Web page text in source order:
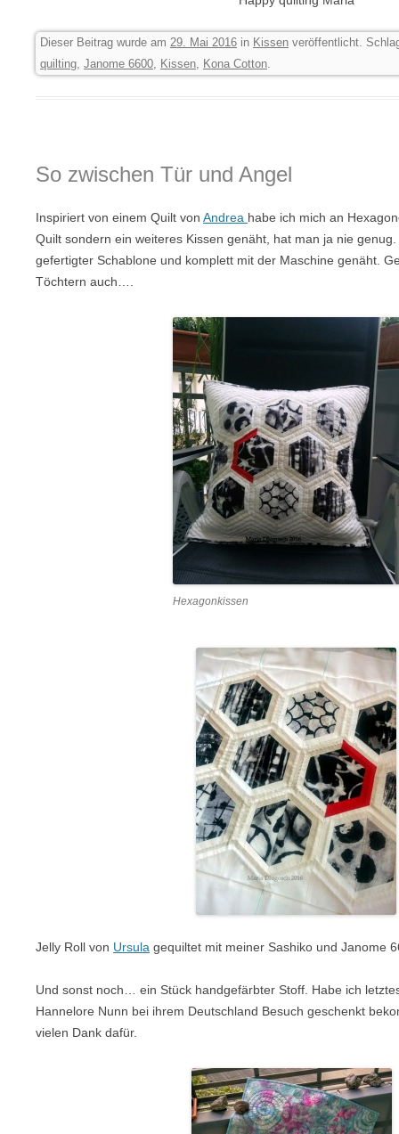
Dieser Beitrag wurde am 29. Mai 2016 in Kissen veröffentlicht.
quilting, Janome 6600, Kissen, Kona Cotton.
So zwischen Tür und Angel
Inspiriert von einem Quilt von Andrea habe ich mich an
Quilt sondern ein weiteres Kissen genäht, hat man ja nie
gefertigter Schablone und komplett mit der Maschine genäht.
Töchtern auch….
Hexagonkissen
Jelly Roll von Ursula gequiltet mit meiner Sashiko und Janome
Und sonst noch… ein Stück handgefärbter Stoff. Habe ich
Hannelore Nunn bei ihrem Deutschland Besuch geschenkt
vielen Dank dafür.